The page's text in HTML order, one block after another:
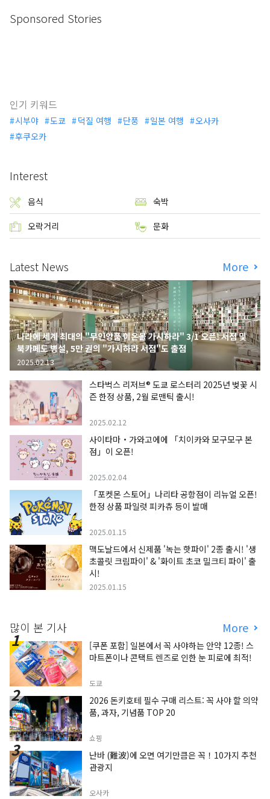
Sponsored Stories
인기 키워드
시부야 도쿄 덕질 여행 단풍 일본 여행
오사카
후쿠오카
Interest
음식 숙박
오락거리 문화
Latest News More
나라에 세계 최대의 "무인양품 이온몰 가시하라" 3/1 오픈! 서점 및
북카페도 병설, 5만 권의 "가시하라 서점"도 출점
2025.02.13
스타벅스 리저브® 도쿄 로스터리 2025년 벚꽃 시
즌 한정 상품, 2월 로맨틱 출시!
2025.02.12
사이타마・가와고에에 「치이카와 모구모구 본
점」이 오픈!
2025.02.04
「포켓몬 스토어」나리타 공항점이 리뉴얼 오픈!
한정 상품 파일럿 피카츄 등이 발매
2025.01.15
맥도날드에서 신제품 '녹는 핫파이' 2종 출시! '생
초콜릿 크림파이' & '화이트 초코 밀크티 파이' 출
시!
2025.01.15
많이 본 기사 More
[쿠폰 포함] 일본에서 꼭 사야하는 안약 12종! 스
마트폰이나 콘택트 렌즈로 인한 눈 피로에 최적!
도쿄
2026 돈키호테 필수 구매 리스트: 꼭 사야 할 의약
품, 과자, 기념품 TOP 20
쇼핑
난바 (難波)에 오면 여기만큼은 꼭！10가지 추천
관광지
오사카